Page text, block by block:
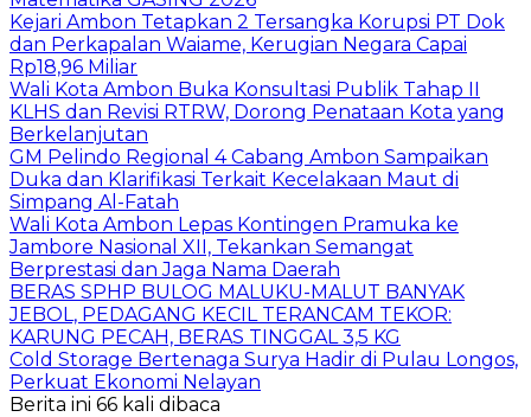
Kejari Ambon Tetapkan 2 Tersangka Korupsi PT Dok
dan Perkapalan Waiame, Kerugian Negara Capai
Rp18,96 Miliar
Wali Kota Ambon Buka Konsultasi Publik Tahap II
KLHS dan Revisi RTRW, Dorong Penataan Kota yang
Berkelanjutan
GM Pelindo Regional 4 Cabang Ambon Sampaikan
Duka dan Klarifikasi Terkait Kecelakaan Maut di
Simpang Al-Fatah
Wali Kota Ambon Lepas Kontingen Pramuka ke
Jambore Nasional XII, Tekankan Semangat
Berprestasi dan Jaga Nama Daerah
BERAS SPHP BULOG MALUKU-MALUT BANYAK
JEBOL, PEDAGANG KECIL TERANCAM TEKOR:
KARUNG PECAH, BERAS TINGGAL 3,5 KG
Cold Storage Bertenaga Surya Hadir di Pulau Longos,
Perkuat Ekonomi Nelayan
Berita ini 66 kali dibaca